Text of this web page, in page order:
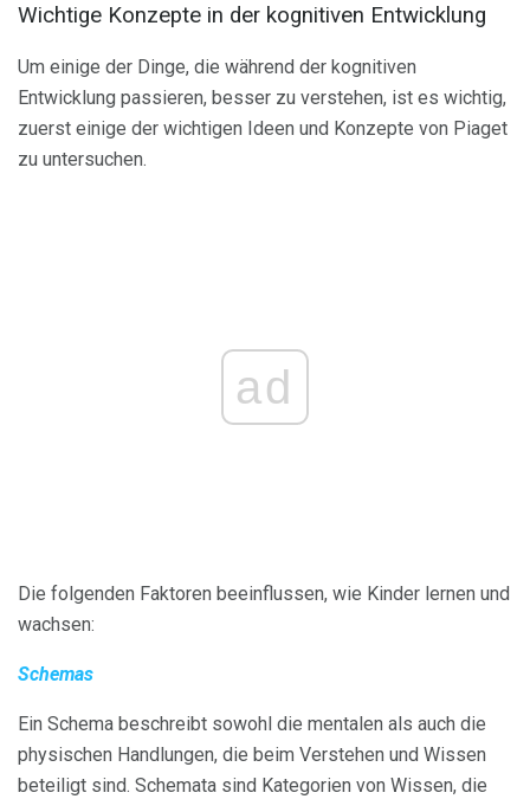
Wichtige Konzepte in der kognitiven Entwicklung
Um einige der Dinge, die während der kognitiven
Entwicklung passieren, besser zu verstehen, ist es wichtig,
zuerst einige der wichtigen Ideen und Konzepte von Piaget
zu untersuchen.
ad
Die folgenden Faktoren beeinflussen, wie Kinder lernen und
wachsen:
Schemas
Ein Schema beschreibt sowohl die mentalen als auch die
physischen Handlungen, die beim Verstehen und Wissen
beteiligt sind. Schemata sind Kategorien von Wissen, die